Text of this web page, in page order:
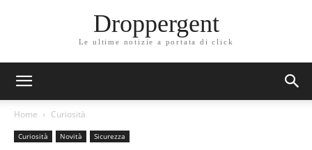
Droppergent
Le ultime notizie a portata di click
Home Curiosità
Curiosità Novità Sicurezza